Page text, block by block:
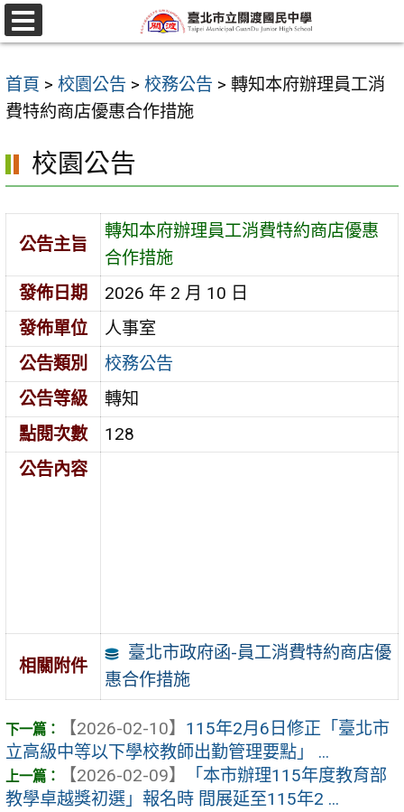
跳
至
要
內
區
選
單
首頁 > 校園公告 > 校務公告 > 轉知本府辦理員工消
費特約商店優惠合作措施
校園公告
公告主旨
轉知本府辦理員工消費特約商店優惠
合作措施
發佈日期
2026 年 2 月 10 日
發佈單位
人事室
公告類別
校務公告
公告等級
轉知
點閱次數
128
公告內容
相關附件
臺北市政府函-員工消費特約商店優
惠合作措施
【2026-02-10】 115年2月6日修正「臺北市
立高級中等以下學校教師出勤管理要點」 ...
【2026-02-09】
「本市辦理115年度教育部
教學卓越獎初選」報名時 間展延至115年2 ...